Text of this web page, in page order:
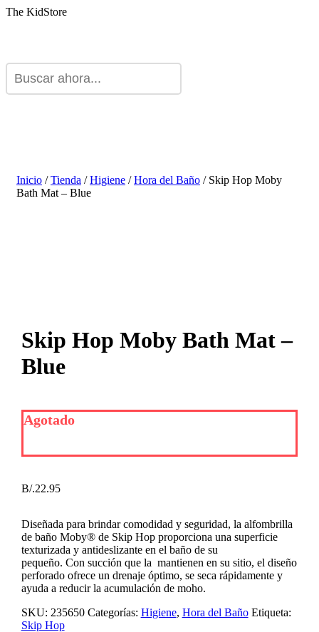
The KidStore
Inicio /Tienda /Higiene /Hora del Baño / Skip Hop Moby
Bath Mat – Blue
Skip Hop Moby Bath Mat –
Blue
B/.22.95
Diseñada para brindar comodidad y seguridad, la alfombrilla
de baño Moby® de Skip Hop proporciona una superficie
texturizada y antideslizante en el baño de su
pequeño. Con succión que la mantienen en su sitio, el diseño
perforado ofrece un drenaje óptimo, se seca rápidamente y
ayuda a reducir la acumulación de moho.
Agotado
SKU: 235650 Categorías: Higiene, Hora del Baño Etiqueta:
Skip Hop